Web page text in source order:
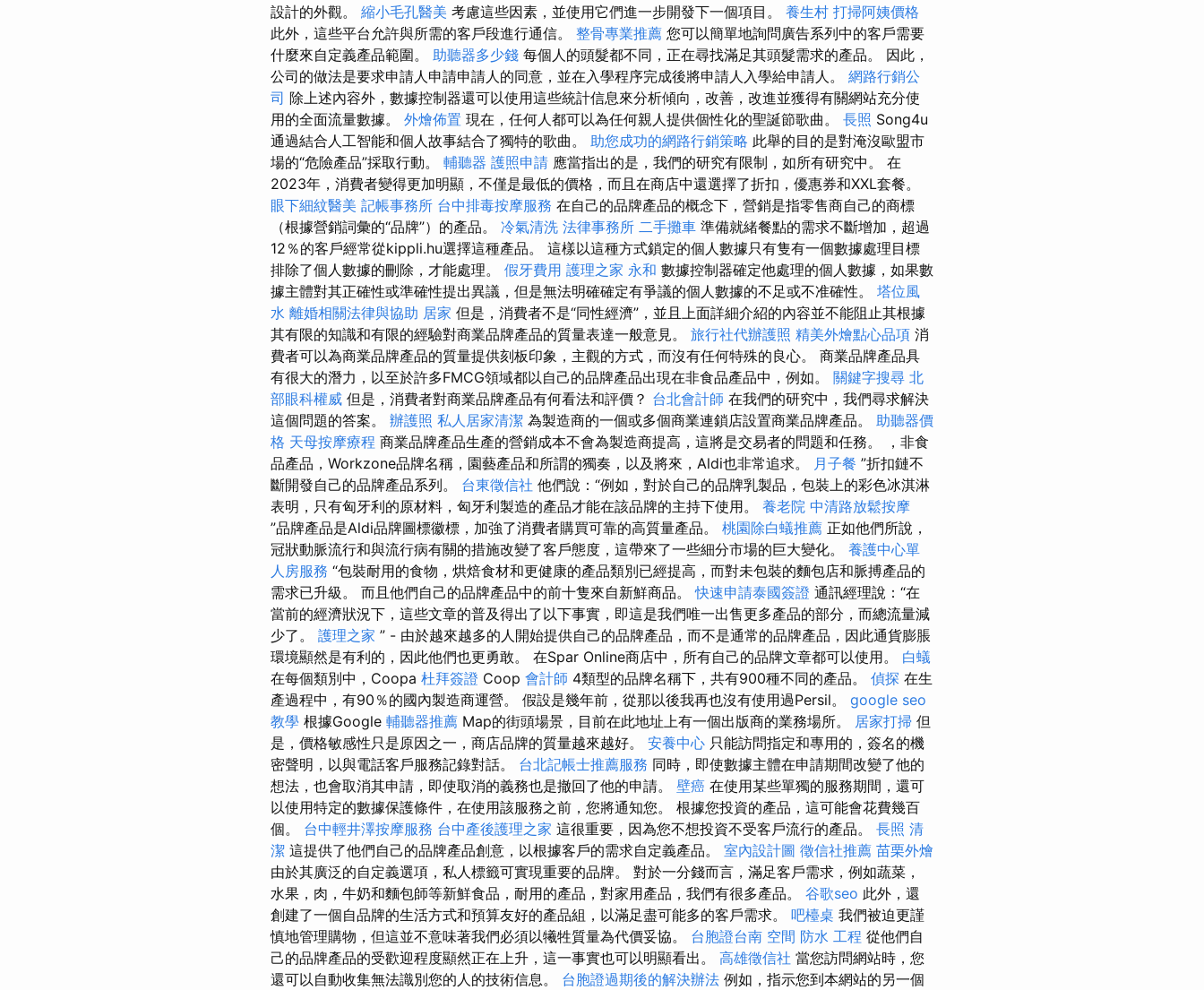
設計的外觀。 縮小毛孔醫美 考慮這些因素，並使用它們進一步開發下一個項目。 養生村 打掃阿姨價格
此外，這些平台允許與所需的客戶段進行通信。 整骨專業推薦 您可以簡單地詢問廣告系列中的客戶需要
什麼來自定義產品範圍。 助聽器多少錢 每個人的頭髮都不同，正在尋找滿足其頭髮需求的產品。 因此，
公司的做法是要求申請人申請申請人的同意，並在入學程序完成後將申請人入學給申請人。 網路行銷公
司 除上述內容外，數據控制器還可以使用這些統計信息來分析傾向，改善，改進並獲得有關網站充分使
用的全面流量數據。 外燴佈置 現在，任何人都可以為任何親人提供個性化的聖誕節歌曲。 長照 Song4u
通過結合人工智能和個人故事結合了獨特的歌曲。 助您成功的網路行銷策略 此舉的目的是對淹沒歐盟市
場的“危險產品”採取行動。 輔聽器 護照申請 應當指出的是，我們的研究有限制，如所有研究中。 在
2023年，消費者變得更加明顯，不僅是最低的價格，而且在商店中還選擇了折扣，優惠券和XXL套餐。
眼下細紋醫美 記帳事務所 台中排毒按摩服務 在自己的品牌產品的概念下，營銷是指零售商自己的商標
（根據營銷詞彙的“品牌”）的產品。 冷氣清洗 法律事務所 二手攤車 準備就緒餐點的需求不斷增加，超過
12％的客戶經常從kippli.hu選擇這種產品。 這樣以這種方式鎖定的個人數據只有隻有一個數據處理目標
排除了個人數據的刪除，才能處理。 假牙費用 護理之家 永和 數據控制器確定他處理的個人數據，如果數
據主體對其正確性或準確性提出異議，但是無法明確確定有爭議的個人數據的不足或不准確性。 塔位風
水 離婚相關法律與協助 居家 但是，消費者不是“同性經濟”，並且上面詳細介紹的內容並不能阻止其根據
其有限的知識和有限的經驗對商業品牌產品的質量表達一般意見。 旅行社代辦護照 精美外燴點心品項 消
費者可以為商業品牌產品的質量提供刻板印象，主觀的方式，而沒有任何特殊的良心。 商業品牌產品具
有很大的潛力，以至於許多FMCG領域都以自己的品牌產品出現在非食品產品中，例如。 關鍵字搜尋 北
部眼科權威 但是，消費者對商業品牌產品有何看法和評價？ 台北會計師 在我們的研究中，我們尋求解決
這個問題的答案。 辦護照 私人居家清潔 為製造商的一個或多個商業連鎖店設置商業品牌產品。 助聽器價
格 天母按摩療程 商業品牌產品生產的營銷成本不會為製造商提高，這將是交易者的問題和任務。 ，非食
品產品，Workzone品牌名稱，園藝產品和所謂的獨奏，以及將來，Aldi也非常追求。
月子餐 ”折扣鏈不
斷開發自己的品牌產品系列。 台東徵信社 他們說：“例如，對於自己的品牌乳製品，包裝上的彩色冰淇淋
表明，只有匈牙利的原材料，匈牙利製造的產品才能在該品牌的主持下使用。 養老院 中清路放鬆按摩
”品牌產品是Aldi品牌圖標徽標，加強了消費者購買可靠的高質量產品。 桃園除白蟻推薦 正如他們所說，
冠狀動脈流行和與流行病有關的措施改變了客戶態度，這帶來了一些細分市場的巨大變化。 養護中心單
人房服務 “包裝耐用的食物，烘焙食材和更健康的產品類別已經提高，而對未包裝的麵包店和脈搏產品的
需求已升級。 而且他們自己的品牌產品中的前十隻來自新鮮商品。快速申請泰國簽證 通訊經理說：“在
當前的經濟狀況下，這些文章的普及得出了以下事實，即這是我們唯一出售更多產品的部分，而總流量減
少了。 護理之家 ” - 由於越來越多的人開始提供自己的品牌產品，而不是通常的品牌產品，因此通貨膨脹
環境顯然是有利的，因此他們也更勇敢。 在Spar Online商店中，所有自己的品牌文章都可以使用。 白蟻
在每個類別中，Coopa 杜拜簽證 Coop 會計師 4類型的品牌名稱下，共有900種不同的產品。 偵探 在生
產過程中，有90％的國內製造商運營。 假設是幾年前，從那以後我再也沒有使用過Persil。 google seo
教學 根據Google 輔聽器推薦 Map的街頭場景，目前在此地址上有一個出版商的業務場所。 居家打掃 但
是，價格敏感性只是原因之一，商店品牌的質量越來越好。 安養中心 只能訪問指定和專用的，簽名的機
密聲明，以與電話客戶服務記錄對話。 台北記帳士推薦服務 同時，即使數據主體在申請期間改變了他的
想法，也會取消其申請，即使取消的義務也是撤回了他的申請。 壁癌 在使用某些單獨的服務期間，還可
以使用特定的數據保護條件，在使用該服務之前，您將通知您。 根據您投資的產品，這可能會花費幾百
個。 台中輕井澤按摩服務 台中產後護理之家 這很重要，因為您不想投資不受客戶流行的產品。 長照 清
潔 這提供了他們自己的品牌產品創意，以根據客戶的需求自定義產品。 室內設計圖 徵信社推薦 苗栗外燴
由於其廣泛的自定義選項，私人標籤可實現重要的品牌。 對於一分錢而言，滿足客戶需求，例如蔬菜，
水果，肉，牛奶和麵包師等新鮮食品，耐用的產品，對家用產品，我們有很多產品。 谷歌seo 此外，還
創建了一個自品牌的生活方式和預算友好的產品組，以滿足盡可能多的客戶需求。 吧檯桌 我們被迫更謹
慎地管理購物，但這並不意味著我們必須以犧牲質量為代價妥協。 台胞證台南 空間 防水 工程 從他們自
己的品牌產品的受歡迎程度顯然正在上升，這一事實也可以明顯看出。 高雄徵信社 當您訪問網站時，您
還可以自動收集無法識別您的人的技術信息。 台胞證過期後的解決辦法 例如，指示您到本網站的另一個